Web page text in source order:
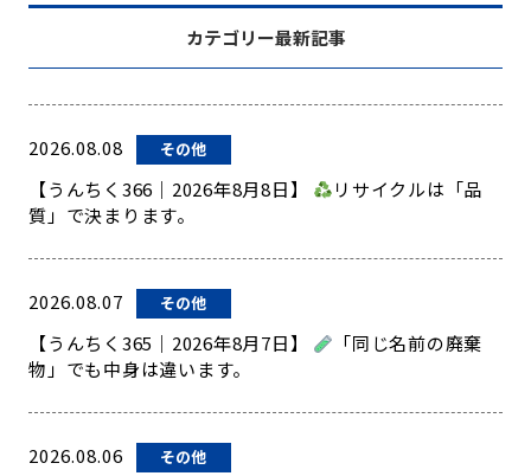
カテゴリー最新記事
2026.08.08 その他
【うんちく366｜2026年8月8日】
リサイクルは「品
質」で決まります。
2026.08.07 その他
【うんちく365｜2026年8月7日】
「同じ名前の廃棄
物」でも中身は違います。
2026.08.06 その他